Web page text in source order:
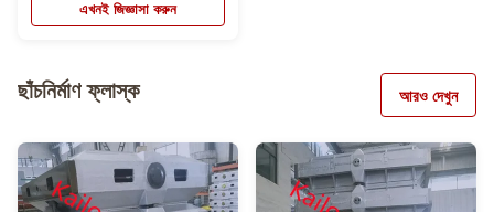
এখনই জিজ্ঞাসা করুন
ছাঁচনির্মাণ ফ্লাস্ক আরও দেখুন